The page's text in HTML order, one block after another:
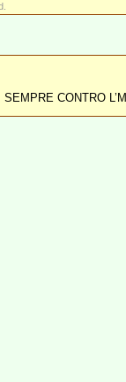
CONTRO